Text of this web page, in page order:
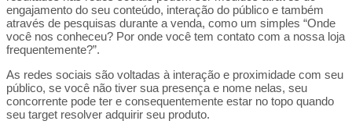
engajamento do seu conteúdo, interação do público e também
através de pesquisas durante a venda, como um simples “Onde
você nos conheceu? Por onde você tem contato com a nossa loja
frequentemente?”.
As redes sociais são voltadas à interação e proximidade com seu
público, se você não tiver sua presença e nome nelas, seu
concorrente pode ter e consequentemente estar no topo quando
seu target resolver adquirir seu produto.